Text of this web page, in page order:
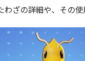
ざの詳細や、その使